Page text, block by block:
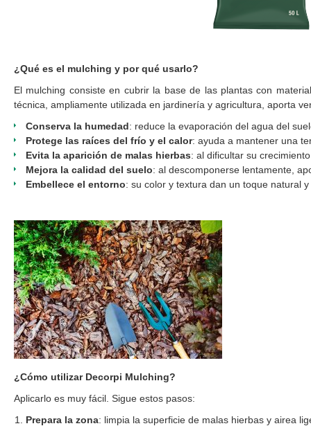
¿Qué es el mulching y por qué usarlo?
El mulching consiste en cubrir la base de las plantas con
técnica, ampliamente utilizada en jardinería y agricultura, aporta
Conserva la humedad: reduce la evaporación del agua del
Protege las raíces del frío y el calor: ayuda a mantener una
Evita la aparición de malas hierbas: al dificultar su
Mejora la calidad del suelo: al descomponerse lentamente,
Embellece el entorno: su color y textura dan un toque natural
¿Cómo utilizar Decorpi Mulching?
Aplicarlo es muy fácil. Sigue estos pasos:
Prepara la zona: limpia la superficie de malas hierbas y airea